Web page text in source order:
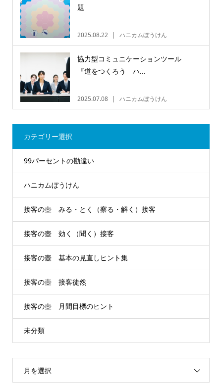
題
2025.08.22 ハニカムぼうけん
協力型コミュニケーションツール
『道をつくろう ハ...
2025.07.08 ハニカムぼうけん
カテゴリー選択
99パーセントの勘違い
ハニカムぼうけん
接客の壺 みる・とく（察る・解く）接客
接客の壺 効く（聞く）接客
接客の壺 基本の見直しヒント集
接客の壺 接客徒然
接客の壺 月間目標のヒント
未分類
月を選択